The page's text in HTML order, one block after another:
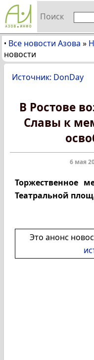
Поиск
• Все новости Азова »
новости
Источник: DonDay
В Ростове
Славы к
6 мая
Торжественное
Театральной
Это анонс